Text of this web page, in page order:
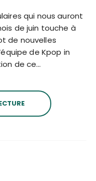
qui nous auront
de juin touche à
de nouvelles
de Kpop in
de ce…